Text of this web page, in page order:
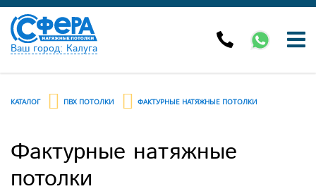
Ваш город: Калуга
КАТАЛОГ ПВХ ПОТОЛКИ ФАКТУРНЫЕ НАТЯЖНЫЕ ПОТОЛКИ
Фактурные натяжные
потолки